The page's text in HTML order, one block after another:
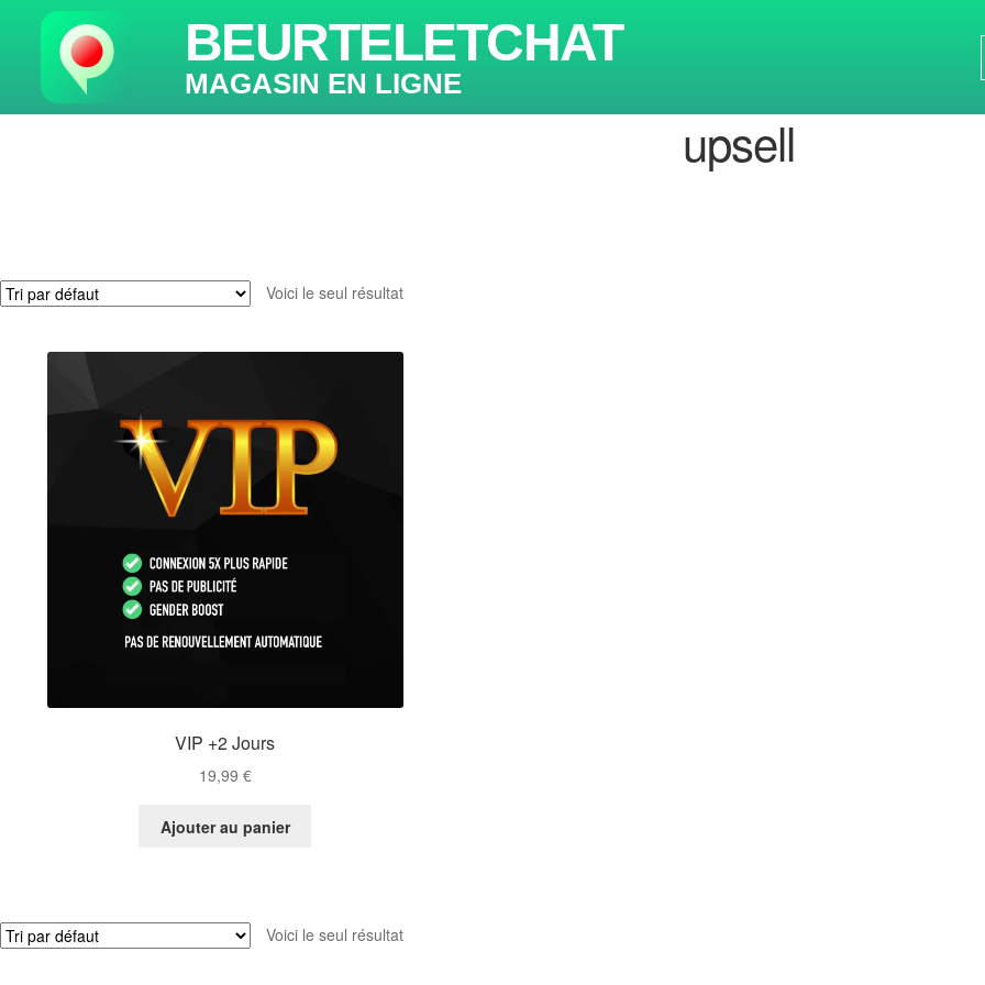
BEURTELETCHAT
MAGASIN EN LIGNE
upsell
Voici le seul résultat
VIP +2 Jours
19,99 €
Ajouter au panier
Voici le seul résultat